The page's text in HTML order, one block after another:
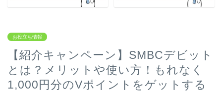
お役立ち情報
【紹介キャンペーン】SMBCデビット
とは？メリットや使い方！もれなく
1,000円分のVポイントをゲットする